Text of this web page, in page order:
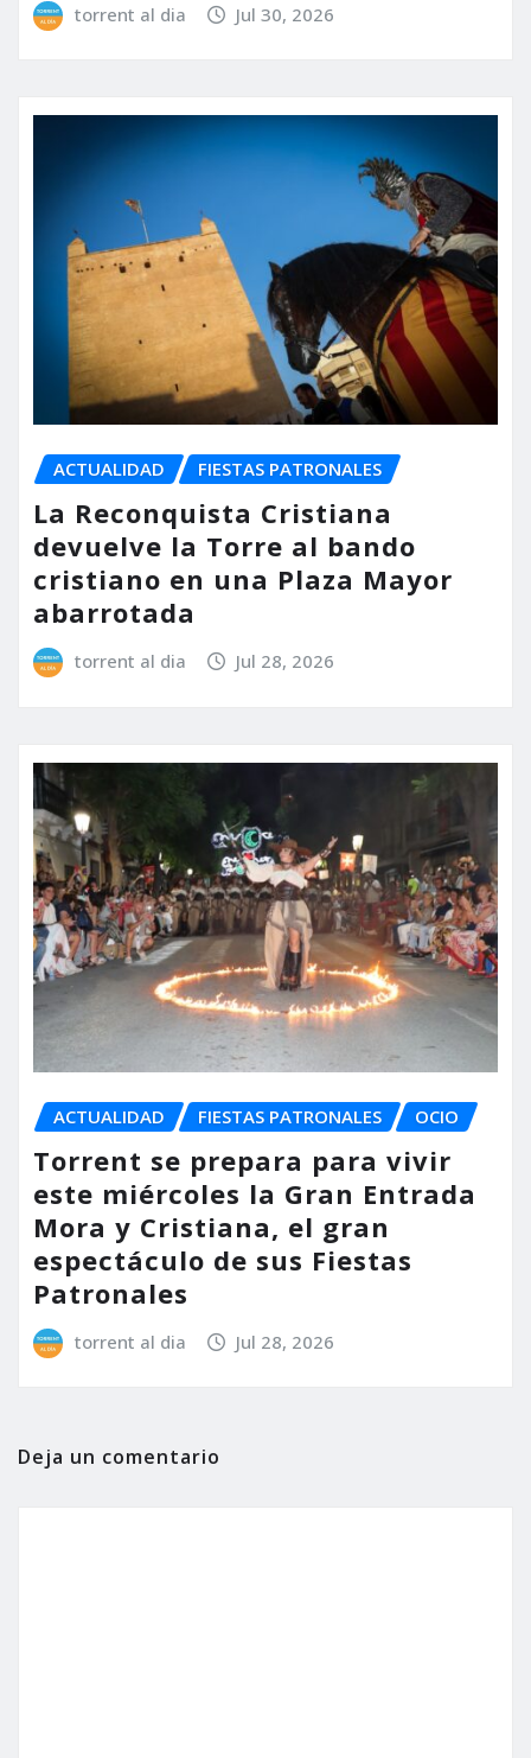
torrent al dia Jul 30, 2026
ACTUALIDAD FIESTAS PATRONALES
La Reconquista Cristiana
devuelve la Torre al bando
cristiano en una Plaza Mayor
abarrotada
torrent al dia Jul 28, 2026
ACTUALIDAD FIESTAS PATRONALES OCIO
Torrent se prepara para vivir
este miércoles la Gran Entrada
Mora y Cristiana, el gran
espectáculo de sus Fiestas
Patronales
torrent al dia Jul 28, 2026
Deja un comentario